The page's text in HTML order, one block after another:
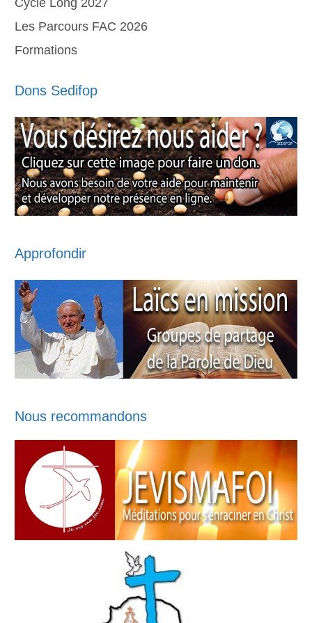
Les Parcours FAC 2026
Formations
Dons Sedifop
Approfondir
Nous recommandons